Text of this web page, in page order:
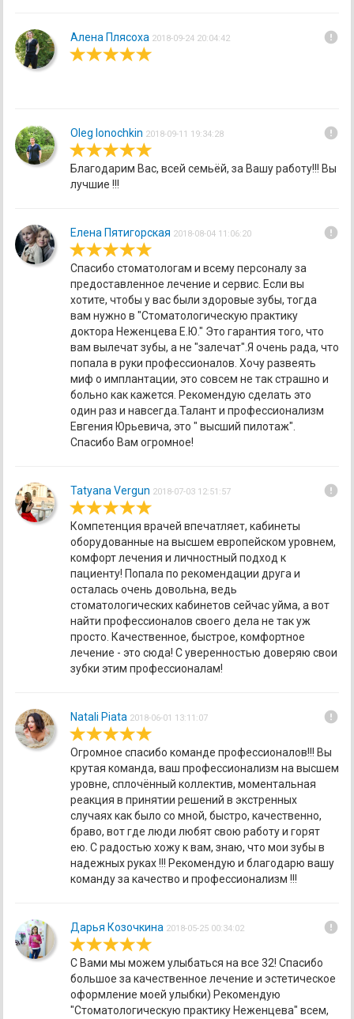
Алена Плясоха 2018-09-24 20:04:42 error
Oleg Ionochkin 2018-09-11 19:34:28 error
Благодарим Вас, всей семьёй, за Вашу работу!!! Вы
лучшие !!!
Елена Пятигорская 2018-08-04 11:06:20 error
Спасибо стоматологам и всему персоналу за
предоставленное лечение и сервис. Если вы
хотите, чтобы у вас были здоровые зубы, тогда
вам нужно в "Стоматологическую практику
доктора Неженцева Е.Ю." Это гарантия того, что
вам вылечат зубы, а не "залечат".Я очень рада, что
попала в руки профессионалов. Хочу развеять
миф о имплантации, это совсем не так страшно и
больно как кажется. Рекомендую сделать это
один раз и навсегда.Талант и профессионализм
Евгения Юрьевича, это " высший пилотаж".
Спасибо Вам огромное!
Tatyana Vergun 2018-07-03 12:51:57 error
Компетенция врачей впечатляет, кабинеты
оборудованные на высшем европейском уровнем,
комфорт лечения и личностный подход к
пациенту! Попала по рекомендации друга и
осталась очень довольна, ведь
стоматологических кабинетов сейчас уйма, а вот
найти профессионалов своего дела не так уж
просто. Качественное, быстрое, комфортное
лечение - это сюда! С уверенностью доверяю свои
зубки этим профессионалам!
Natali Piata 2018-06-01 13:11:07 error
Огромное спасибо команде профессионалов!!! Вы
крутая команда, ваш профессионализм на высшем
уровне, сплочённый коллектив, моментальная
реакция в принятии решений в экстренных
случаях как было со мной, быстро, качественно,
браво, вот где люди любят свою работу и горят
ею. С радостью хожу к вам, знаю, что мои зубы в
надежных руках !!! Рекомендую и благодарю вашу
команду за качество и профессионализм !!!
Дарья Козочкина 2018-05-25 00:34:02 error
С Вами мы можем улыбаться на все 32! Спасибо
большое за качественное лечение и эстетическое
оформление моей улыбки) Рекомендую
"Стоматологическую практику Неженцева" всем,